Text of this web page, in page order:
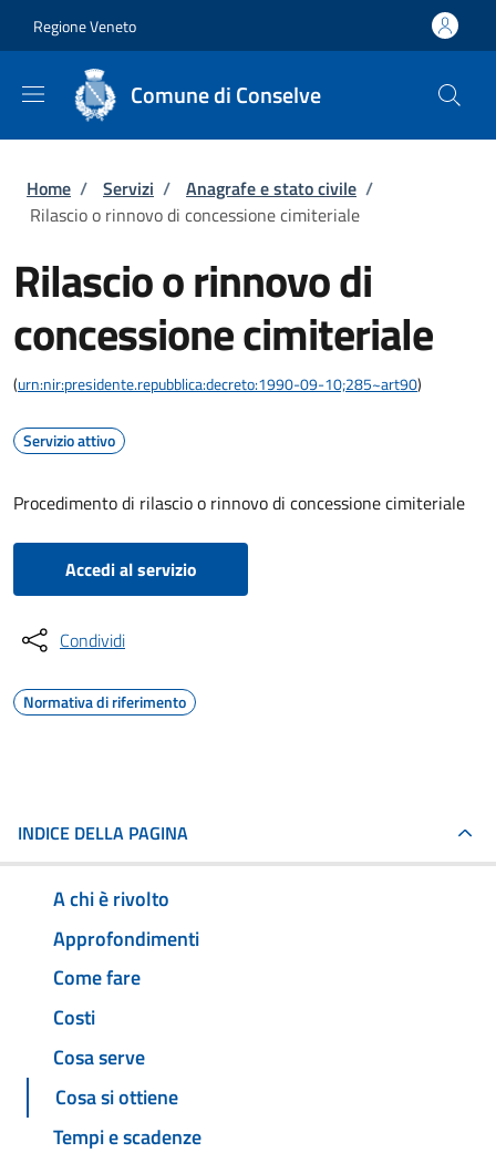
Regione Veneto
Comune di Conselve
Briciole di pane
Home / Servizi / Anagrafe e stato civile /
Rilascio o rinnovo di concessione cimiteriale
Rilascio o rinnovo di
concessione cimiteriale
(urn:nir:presidente.repubblica:decreto:1990-09-10;285~art90)
Servizio attivo
Procedimento di rilascio o rinnovo di concessione cimiteriale
Accedi al servizio
Condividi
Normativa di riferimento
INDICE DELLA PAGINA
A chi è rivolto
Approfondimenti
Come fare
Costi
Cosa serve
Cosa si ottiene
Tempi e scadenze